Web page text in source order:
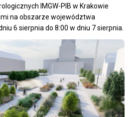
IMGW-PIB w Krakowie
na obszarze województwa
6 sierpnia do 8:00 w dniu 7 sierpnia.